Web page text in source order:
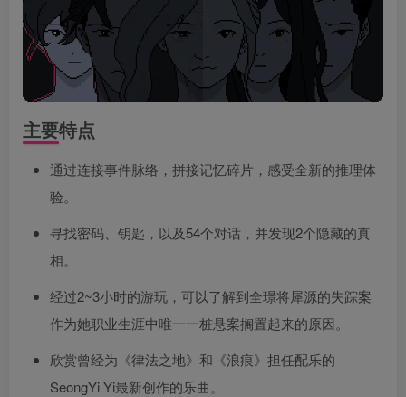
主要特点
通过连接事件脉络，拼接记忆碎片，感受全新的推理体
验。
寻找密码、钥匙，以及54个对话，并发现2个隐藏的真
相。
经过2~3小时的游玩，可以了解到全璟将犀源的失踪案
作为她职业生涯中唯一一桩悬案搁置起来的原因。
欣赏曾经为《律法之地》和《浪痕》担任配乐的
SeongYi Yi最新创作的乐曲。